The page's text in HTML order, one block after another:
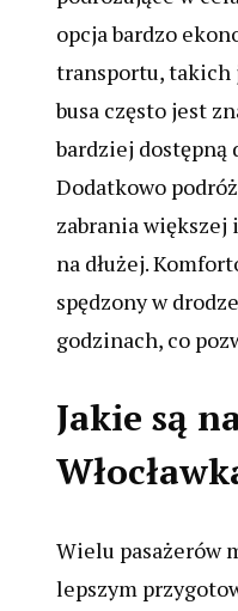
opcja bardzo
transportu, takich
busa często jest
bardziej dostępną
Dodatkowo
zabrania większej
na dłużej.
spędzony w
godzinach, co
Jakie są
Wielu pasażerów
lepszym